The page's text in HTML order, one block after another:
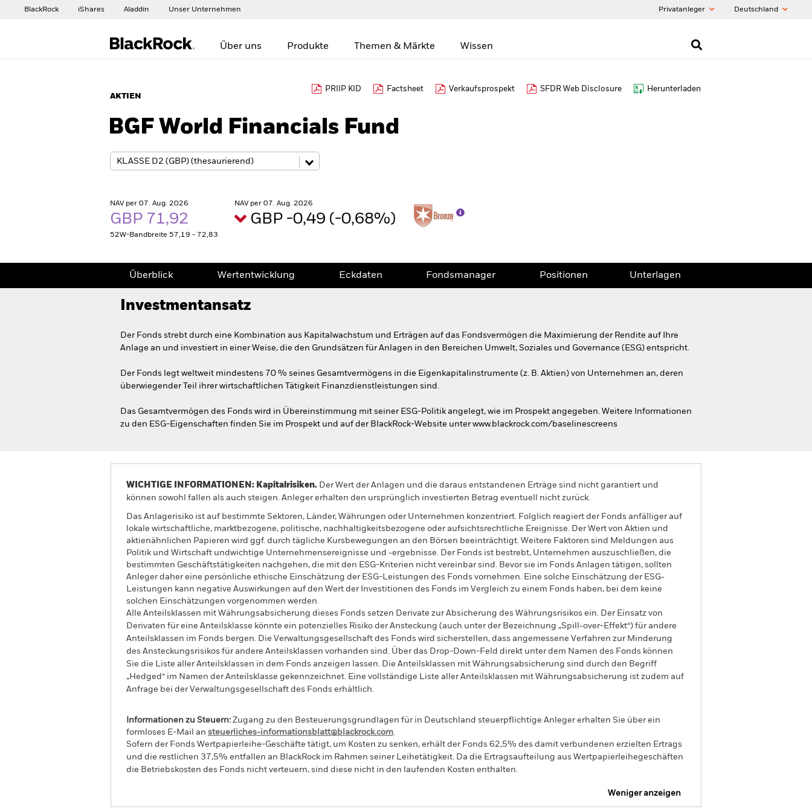
BlackRock iShares Aladdin Unser Unternehmen Privatanleger Deutschland
Über uns Produkte Themen & Märkte Wissen
AKTIEN
PRIIP KID Factsheet Verkaufsprospekt SFDR Web Disclosure Herunterladen
BGF World Financials Fund
NAV per 07. Aug. 2026
GBP 71,92
52W-Bandbreite 57,19 - 72,83
NAV per 07. Aug. 2026
GBP -0,49 (-0,68%)
Überblick Wertentwicklung Eckdaten Fondsmanager Positionen Unterlagen
Investmentansatz
Der Fonds strebt durch eine Kombination aus Kapitalwachstum und Erträgen auf das Fondsvermögen die Maximierung der Rendite auf Ihre
Anlage an und investiert in einer Weise, die den Grundsätzen für Anlagen in den Bereichen Umwelt, Soziales und Governance (ESG) entspricht.
Der Fonds legt weltweit mindestens 70 % seines Gesamtvermögens in die Eigenkapitalinstrumente (z. B. Aktien) von Unternehmen an, deren
überwiegender Teil ihrer wirtschaftlichen Tätigkeit Finanzdienstleistungen sind.
Das Gesamtvermögen des Fonds wird in Übereinstimmung mit seiner ESG-Politik angelegt, wie im Prospekt angegeben. Weitere Informationen
zu den ESG-Eigenschaften finden Sie im Prospekt und auf der BlackRock-Website unter www.blackrock.com/baselinescreens
WICHTIGE INFORMATIONEN: Kapitalrisiken. Der Wert der Anlagen und die daraus entstandenen Erträge sind nicht garantiert und
können sowohl fallen als auch steigen. Anleger erhalten den ursprünglich investierten Betrag eventuell nicht zurück.
Das Anlagerisiko ist auf bestimmte Sektoren, Länder, Währungen oder Unternehmen konzentriert. Folglich reagiert der Fonds anfälliger auf
lokale wirtschaftliche, marktbezogene, politische, nachhaltigkeitsbezogene oder aufsichtsrechtliche Ereignisse. Der Wert von Aktien und
aktienähnlichen Papieren wird ggf. durch tägliche Kursbewegungen an den Börsen beeinträchtigt. Weitere Faktoren sind Meldungen aus
Politik und Wirtschaft undwichtige Unternehmensereignisse und -ergebnisse. Der Fonds ist bestrebt, Unternehmen auszuschließen, die
bestimmten Geschäftstätigkeiten nachgehen, die mit den ESG-Kriterien nicht vereinbar sind. Bevor sie im Fonds Anlagen tätigen, sollten
Anleger daher eine persönliche ethische Einschätzung der ESG-Leistungen des Fonds vornehmen. Eine solche Einschätzung der ESG-
Leistungen kann negative Auswirkungen auf den Wert der Investitionen des Fonds im Vergleich zu einem Fonds haben, bei dem keine
solchen Einschätzungen vorgenommen werden.
Alle Anteilsklassen mit Währungsabsicherung dieses Fonds setzen Derivate zur Absicherung des Währungsrisikos ein. Der Einsatz von
Derivaten für eine Anteilsklasse könnte ein potenzielles Risiko der Ansteckung (auch unter der Bezeichnung „Spill-over-Effekt“) für andere
Anteilsklassen im Fonds bergen. Die Verwaltungsgesellschaft des Fonds wird sicherstellen, dass angemessene Verfahren zur Minderung
des Ansteckungsrisikos für andere Anteilsklassen vorhanden sind. Über das Drop-Down-Feld direkt unter dem Namen des Fonds können
Sie die Liste aller Anteilsklassen in dem Fonds anzeigen lassen. Die Anteilsklassen mit Währungsabsicherung sind durch den Begriff
„Hedged“ im Namen der Anteilsklasse gekennzeichnet. Eine vollständige Liste aller Anteilsklassen mit Währungsabsicherung ist zudem auf
Anfrage bei der Verwaltungsgesellschaft des Fonds erhältlich.
Informationen zu Steuern: Zugang zu den Besteuerungsgrundlagen für in Deutschland steuerpflichtige Anleger erhalten Sie über ein
formloses E-Mail an steuerliches-informationsblatt@blackrock.com.
Sofern der Fonds Wertpapierleihe-Geschäfte tätigt, um Kosten zu senken, erhält der Fonds 62,5% des damit verbundenen erzielten Ertrags
und die restlichen 37,5% entfallen an BlackRock im Rahmen seiner Leihetätigkeit. Da die Ertragsaufteilung aus Wertpapierleihegeschäften
die Betriebskosten des Fonds nicht verteuern, sind diese nicht in den laufenden Kosten enthalten.
Weniger anzeigen